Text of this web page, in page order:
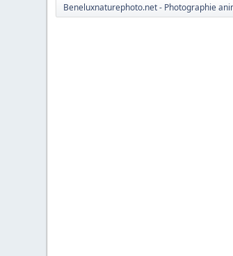
Beneluxnaturephoto.net - Photographie